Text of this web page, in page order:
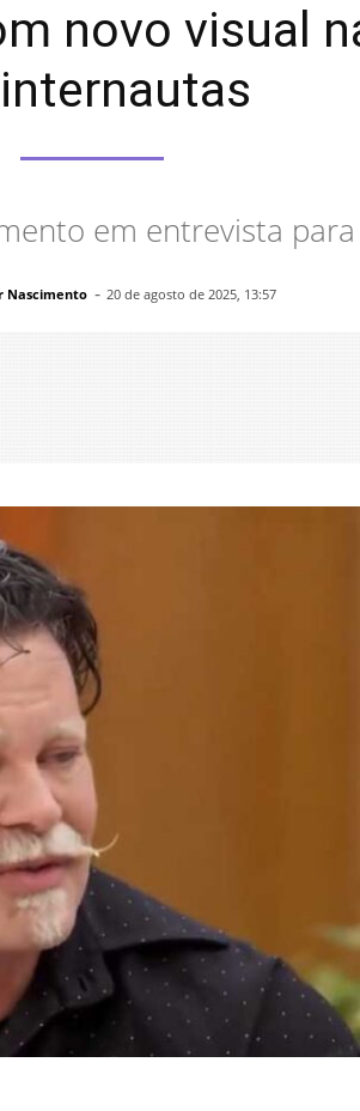
novo visual
em entrevista
Nascimento - 20 de agosto de 2025, 13:57